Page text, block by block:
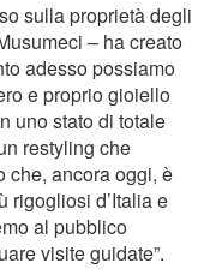
sulla proprietà degli
– ha creato
adesso possiamo
e proprio gioiello
uno stato di totale
restyling che
che, ancora oggi, è
rigogliosi d’Italia e
al pubblico
visite guidate”.